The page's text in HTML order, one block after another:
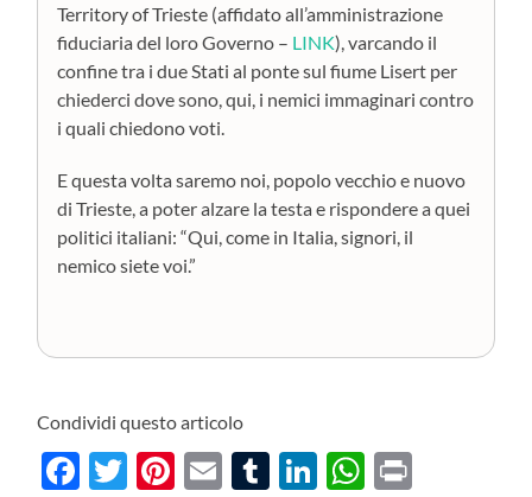
Territory of Trieste (affidato all’amministrazione
fiduciaria del loro Governo – LINK), varcando il
confine tra i due Stati al ponte sul fiume Lisert per
chiederci dove sono, qui, i nemici immaginari contro
i quali chiedono voti.
E questa volta saremo noi, popolo vecchio e nuovo
di Trieste, a poter alzare la testa e rispondere a quei
politici italiani: “Qui, come in Italia, signori, il
nemico siete voi.”
Condividi questo articolo
Facebook
Twitter
Pinterest
EmailTumblr
LinkedIn